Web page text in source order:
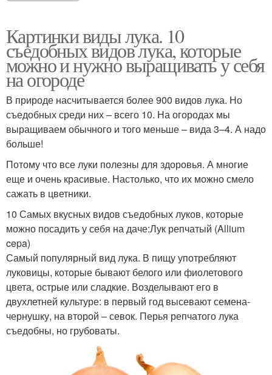
Картинки виды лука. 10
съедобных видов лука, которые
можно и нужно выращивать у себя
на огороде
В природе насчитывается более 900 видов лука. Но
съедобных среди них – всего 10. На огородах мы
выращиваем обычного и того меньше – вида 3–4. А надо
больше!
Потому что все луки полезны для здоровья. А многие
еще и очень красивые. Настолько, что их можно смело
сажать в цветники.
10 Самых вкусных видов съедобных луков, которые
можно посадить у себя на даче:Лук репчатый (Allium
cepa)
Самый популярный вид лука. В пищу употребляют
луковицы, которые бывают белого или фиолетового
цвета, острые или сладкие. Возделывают его в
двухлетней культуре: в первый год высевают семена-
чернушку, на второй – севок. Перья репчатого лука
съедобны, но грубоваты.